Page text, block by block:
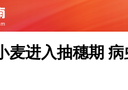
麦进入抽穗期 病